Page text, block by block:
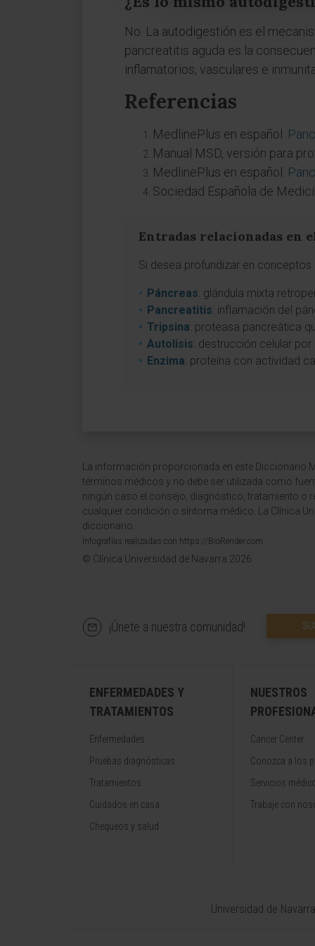
No. La autodigestión es el
pancreatitis aguda es la
inflamatorios, vasculares e
Referencias
MedlinePlus en español.
Manual MSD, versión para
MedlinePlus en español.
Sociedad Española de
Entradas relacionadas en
Si desea profundizar en
Páncreas: glándula mixta
Pancreatitis: inflamación del
Tripsina: proteasa pancreática
Autolisis: destrucción celular
Enzima: proteína con actividad
La información proporcionada en este Diccionario
términos médicos y no debe ser utilizada como
ningún caso el consejo, diagnóstico, tratamiento o
cualquier condición o síntoma médico. La Clínica
diccionario.
Infografías realizadas con https://BioRender.com
© Clínica Universidad de Navarra 2026
¡Únete a nuestra comunidad!
ENFERMEDADES Y
TRATAMIENTOS
Enfermedades
Pruebas diagnósticas
Tratamientos
Cuidados en casa
Chequeos y salud
NUESTROS
Cancer Center
Conozca a los
Servicios
Trabaje con
Universidad de Navarra